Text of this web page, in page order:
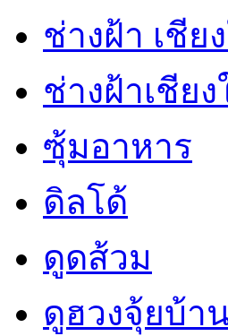
ช่างฝ้า เชีย
ช่างฝ้าเชียง
ซุ้มอาหาร
ดิลโด้
ดูดส้วม
ดูฮวงจุ้ยบ้า